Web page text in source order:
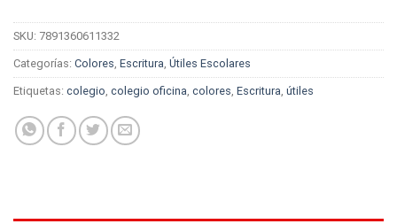
SKU: 7891360611332
Categorías: Colores, Escritura, Útiles Escolares
Etiquetas: colegio, colegio oficina, colores, Escritura, útiles